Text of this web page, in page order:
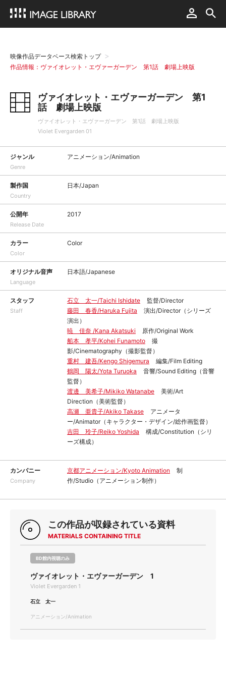
映像作品データベース検索トップ
作品情報：ヴァイオレット・エヴァーガーデン 第1話 劇場上映版
ヴァイオレット・エヴァーガーデン 第1
話 劇場上映版
ヴァイオレット・エヴァーガーデン 第1話 劇場上映版
Violet Evergarden 01
ジャンル
Genre
アニメーション/Animation
製作国
Country
日本/Japan
公開年
Release Date
2017
カラー
Color
Color
オリジナル音声
Language
日本語/Japanese
スタッフ
Staff
石立 太一/Taichi Ishidate
監督/Director
藤田 春香/Haruka Fujita
演出/Director（シリーズ
演出）
暁 佳奈 /Kana Akatsuki
原作/Original Work
船本 孝平/Kohei Funamoto
撮
影/Cinematography（撮影監督）
重村 建吾/Kengo Shigemura
編集/Film Editing
鶴岡 陽太/Yota Turuoka
音響/Sound Editing（音響
監督）
渡邊 美希子/Mikiko Watanabe
美術/Art
Direction（美術監督）
高瀬 亜貴子/Akiko Takase
アニメータ
ー/Animator（キャラクター・デザイン/総作画監督）
吉田 玲子/Reiko Yoshida
構成/Constitution（シリ
ーズ構成）
カンパニー
Company
京都アニメーション/Kyoto Animation
制
作/Studio（アニメーション制作）
この作品が収録されている資料
MATERIALS CONTAINING TITLE
BD館内視聴のみ
ヴァイオレット・エヴァーガーデン 1
Violet Evergarden 1
石立 太一
アニメーション/Animation